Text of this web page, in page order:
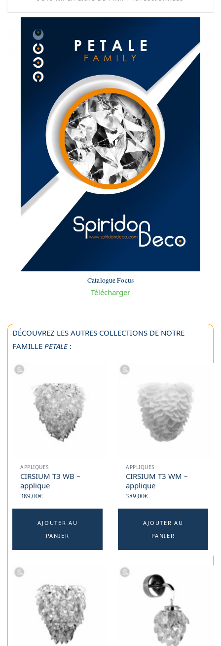
Catalogue Focus
Télécharger
DÉCOUVREZ LES AUTRES COLLECTIONS DE NOTRE
FAMILLE PETALE:
APPLIQUES
CIRSIUM T3 WB –
applique
389,00€
AJOUTER AU
PANIER
APPLIQUES
CIRSIUM T3 WM –
applique
389,00€
AJOUTER AU
PANIER